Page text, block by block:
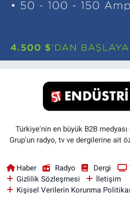
Türkiye'nin en büyük B2B
Grup'un radyo, tv ve dergilerine ait
Haber Radyo Dergi
Gizlilik Sözleşmesi
İletişim
Kişisel Verilerin Korunma